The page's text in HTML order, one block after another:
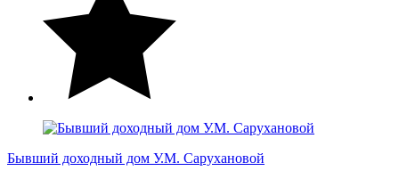
Бывший доходный дом У.М. Сарухановой